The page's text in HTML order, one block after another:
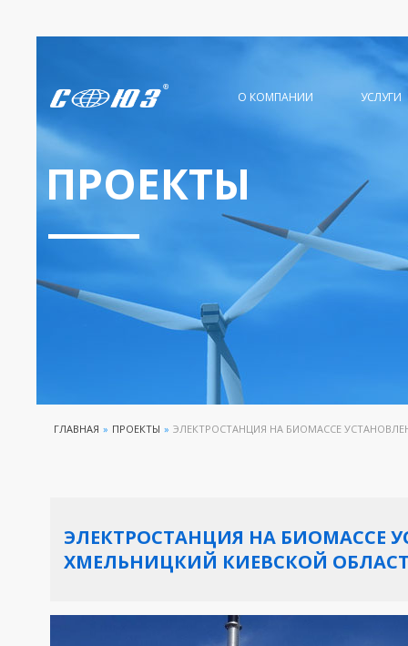
ПРОЕКТЫ
О КОМПАНИИ УСЛУГИ
ГЛАВНАЯ » ПРОЕКТЫ » ЭЛЕКТРОСТАНЦИЯ НА БИОМАССЕ
ЭЛЕКТРОСТАНЦИЯ НА БИОМАССЕ
ХМЕЛЬНИЦКИЙ КИЕВСКОЙ